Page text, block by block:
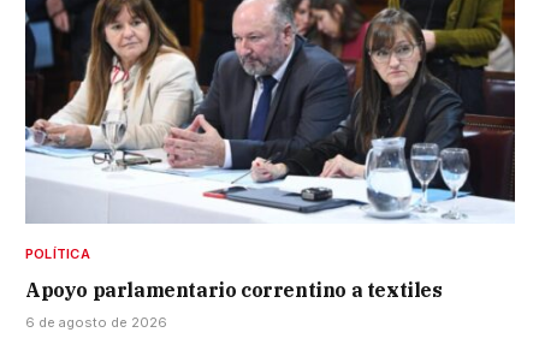
POLÍTICA
Apoyo parlamentario correntino a textiles
6 de agosto de 2026